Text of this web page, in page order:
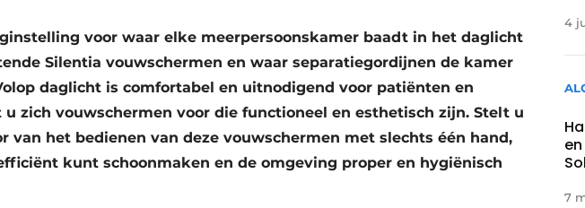
voor waar elke meerpersoonskamer baadt in het daglicht
Silentia vouwschermen en waar separatiegordijnen de kamer
daglicht is comfortabel en uitnodigend voor patiënten en
u zich vouwschermen voor die functioneel en esthetisch zijn. Stelt u
van het bedienen van deze vouwschermen met slechts één hand,
kunt schoonmaken en de omgeving proper en hygiënisch
4
7